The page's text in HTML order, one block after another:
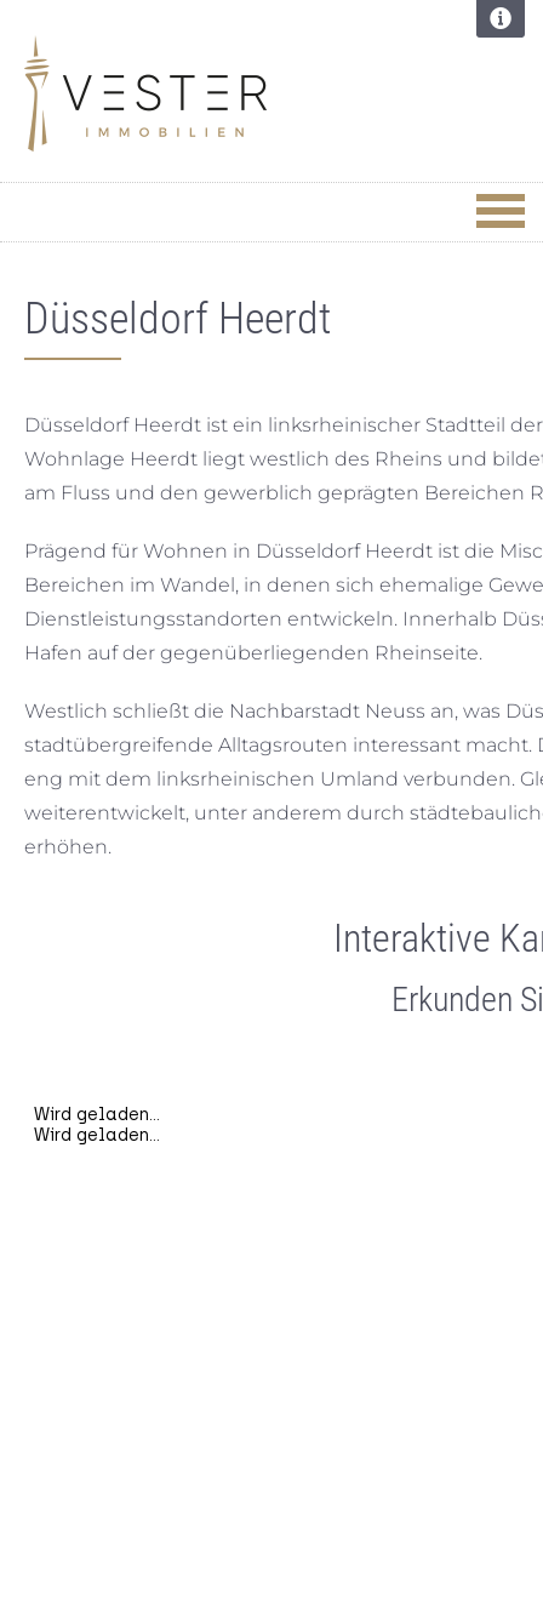
Düsseldorf Heerdt
Düsseldorf Heerdt ist ein linksrheinischer Stadtteil
Wohnlage Heerdt liegt westlich des Rheins und
am Fluss und den gewerblich geprägten Bereichen
Prägend für Wohnen in Düsseldorf Heerdt ist die
Bereichen im Wandel, in denen sich ehemalige
Dienstleistungsstandorten entwickeln. Innerhalb
Hafen auf der gegenüberliegenden Rheinseite.
Westlich schließt die Nachbarstadt Neuss an, was
stadtübergreifende Alltagsrouten interessant macht.
eng mit dem linksrheinischen Umland verbunden.
weiterentwickelt, unter anderem durch
erhöhen.
Interaktive
Erkunden